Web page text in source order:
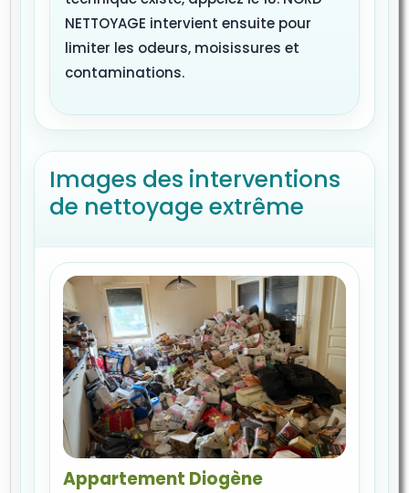
NETTOYAGE intervient ensuite pour
limiter les odeurs, moisissures et
contaminations.
Images des interventions
de nettoyage extrême
Appartement Diogène